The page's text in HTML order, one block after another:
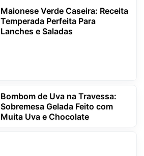
Maionese Verde Caseira: Receita
Temperada Perfeita Para
Lanches e Saladas
Bombom de Uva na Travessa:
Sobremesa Gelada Feito com
Muita Uva e Chocolate